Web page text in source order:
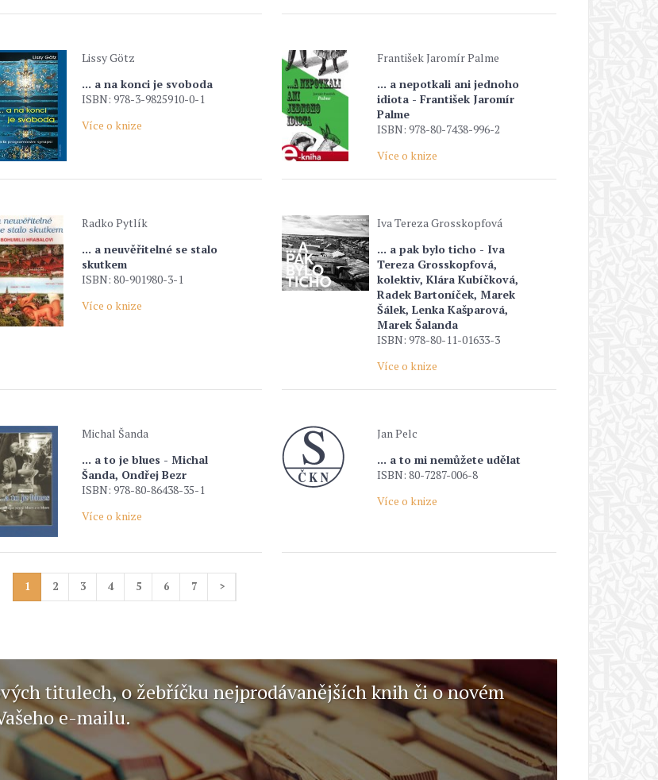
Lissy Götz
... a na konci je svoboda
ISBN: 978-3-9825910-0-1
Více o knize
František Jaromír Palme
... a nepotkali ani jednoho
idiota - František Jaromír
Palme
ISBN: 978-80-7438-996-2
Více o knize
Radko Pytlík
... a neuvěřitelné se stalo
skutkem
ISBN: 80-901980-3-1
Více o knize
Iva Tereza Grosskopfová
... a pak bylo ticho - Iva
Tereza Grosskopfová,
kolektiv, Klára Kubíčková,
Radek Bartoníček, Marek
Šálek, Lenka Kašparová,
Marek Šalanda
ISBN: 978-80-11-01633-3
Více o knize
Michal Šanda
... a to je blues - Michal
Šanda, Ondřej Bezr
ISBN: 978-80-86438-35-1
Více o knize
Jan Pelc
... a to mi nemůžete udělat
ISBN: 80-7287-006-8
Více o knize
1 2 3 4 5 6 7 >
titulech, o žebříčku nejprodávanějších knih či o novém
e-mailu.